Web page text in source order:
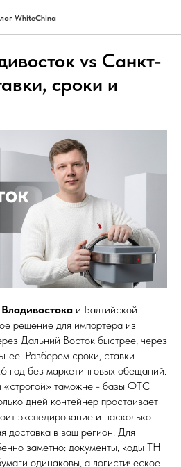
WhiteChina
vs Санкт-
сроки и
и Балтийской
решение для импортера из
Дальний Восток быстрее, через
Разберем сроки, ставки
год без маркетинговых обещаний.
«строгой» таможне - базы ФТС
дней контейнер простаивает
экспедирование и насколько
доставка в ваш регион. Для
заметно: документы, коды ТН
одинаковы, а логистическое